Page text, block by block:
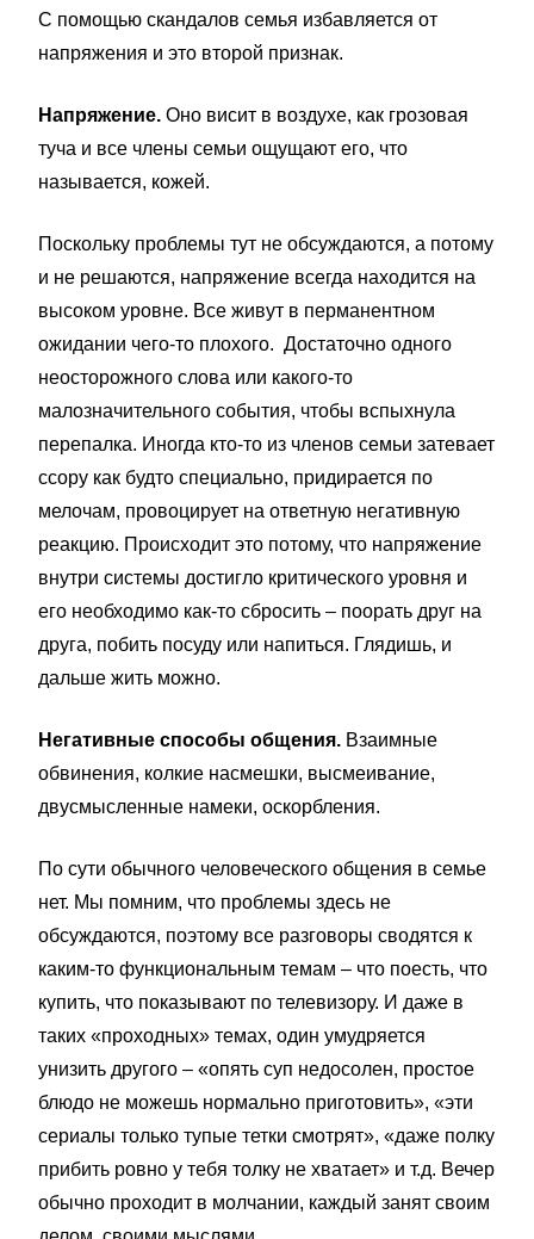
С помощью скандалов семья избавляется от
напряжения и это второй признак.
Напряжение. Оно висит в воздухе, как грозовая
туча и все члены семьи ощущают его, что
называется, кожей.
Поскольку проблемы тут не обсуждаются, а потому
и не решаются, напряжение всегда находится на
высоком уровне. Все живут в перманентном
ожидании чего-то плохого. Достаточно одного
неосторожного слова или какого-то
малозначительного события, чтобы вспыхнула
перепалка. Иногда кто-то из членов семьи затевает
ссору как будто специально, придирается по
мелочам, провоцирует на ответную негативную
реакцию. Происходит это потому, что напряжение
внутри системы достигло критического уровня и
его необходимо как-то сбросить – поорать друг на
друга, побить посуду или напиться. Глядишь, и
дальше жить можно.
Негативные способы общения. Взаимные
обвинения, колкие насмешки, высмеивание,
двусмысленные намеки, оскорбления.
По сути обычного человеческого общения в семье
нет. Мы помним, что проблемы здесь не
обсуждаются, поэтому все разговоры сводятся к
каким-то функциональным темам – что поесть, что
купить, что показывают по телевизору. И даже в
таких «проходных» темах, один умудряется
унизить другого – «опять суп недосолен, простое
блюдо не можешь нормально приготовить», «эти
сериалы только тупые тетки смотрят», «даже полку
прибить ровно у тебя толку не хватает» и т.д. Вечер
обычно проходит в молчании, каждый занят своим